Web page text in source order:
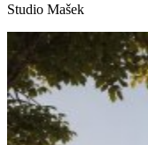
Studio Mašek